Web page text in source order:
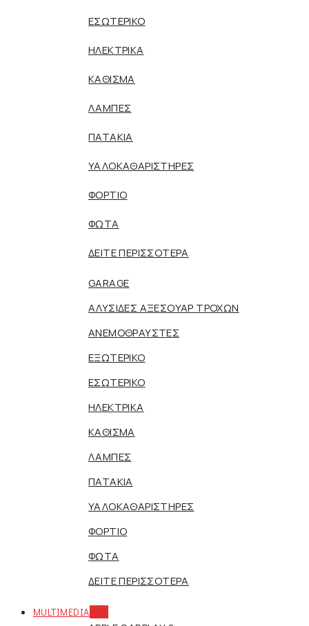
ΕΣΩΤΕΡΙΚΟ
ΗΛΕΚΤΡΙΚΑ
ΚΑΘΙΣΜΑ
ΛΑΜΠΕΣ
ΠΑΤΑΚΙΑ
ΥΑΛΟΚΑΘΑΡΙΣΤΗΡΕΣ
ΦΟΡΤΙΟ
ΦΩΤΑ
ΔΕΙΤΕ ΠΕΡΙΣΣΟΤΕΡΑ
GARAGE
ΑΛΥΣΙΔΕΣ ΑΞΕΣΟΥΑΡ ΤΡΟΧΩΝ
ΑΝΕΜΟΘΡΑΥΣΤΕΣ
ΕΞΩΤΕΡΙΚΟ
ΕΣΩΤΕΡΙΚΟ
ΗΛΕΚΤΡΙΚΑ
ΚΑΘΙΣΜΑ
ΛΑΜΠΕΣ
ΠΑΤΑΚΙΑ
ΥΑΛΟΚΑΘΑΡΙΣΤΗΡΕΣ
ΦΟΡΤΙΟ
ΦΩΤΑ
ΔΕΙΤΕ ΠΕΡΙΣΣΟΤΕΡΑ
MULTIMEDIA HOT